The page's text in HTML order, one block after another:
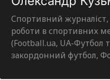
Спортивний журналіст,
роботи в спортивних
(Football.ua, UA-Футбол
закордонний футбол,